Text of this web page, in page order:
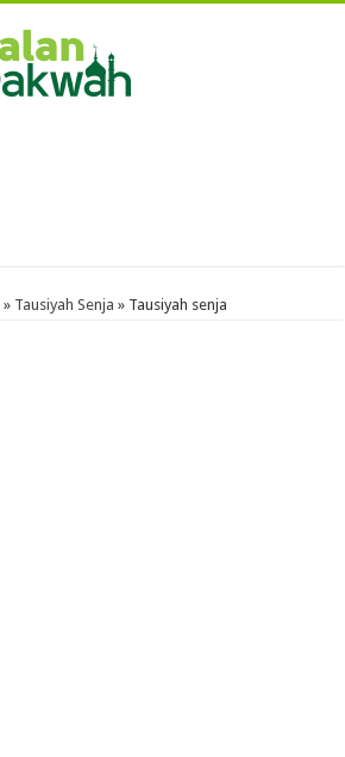
» Tausiyah Senja » Tausiyah senja